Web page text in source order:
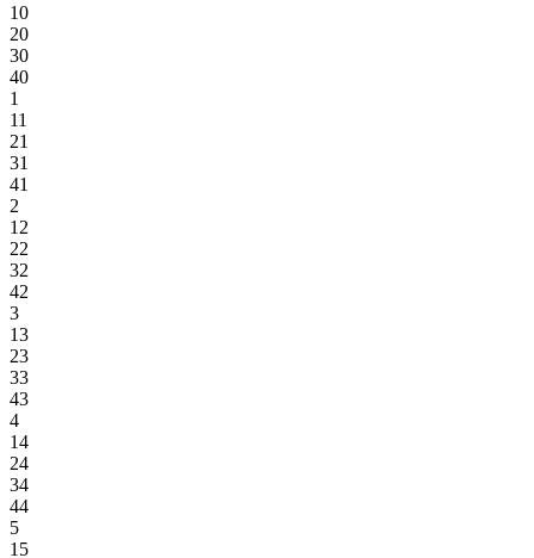
10
20
30
40
1
11
21
31
41
2
12
22
32
42
3
13
23
33
43
4
14
24
34
44
5
15